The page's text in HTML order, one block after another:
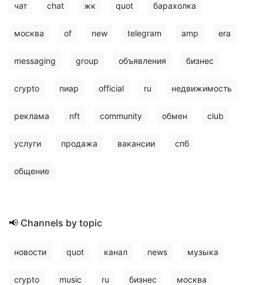
чат chat жк quot барахолка
москва of new telegram amp era
messaging group объявления бизнес
crypto пиар official ru недвижимость
реклама nft community обмен club
услуги продажа вакансии спб
общение
📢 Channels by topic
новости quot канал news музыка
crypto music ru бизнес москва